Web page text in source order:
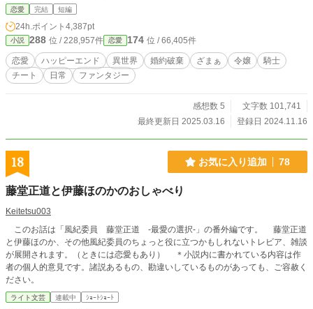
恋愛 完結 短編
24h.ポイント 4,387pt
小説 288 位 / 228,957件 恋愛 174 位 / 66,405件
恋愛 ハッピーエンド 異世界 婚約破棄 ざまぁ 令嬢
騎士
チート
日常 ファンタジー
感想数 5
文字数 101,741
最終更新日 2025.03.16
登録日 2024.11.16
18 お気に入り追加 78
藤堂正道と伊藤ほのかのおしゃべり
Keitetsu003
このお話は「風紀委員 藤堂正道 -最愛の選択-」の番外編です。 藤堂正道
と伊藤ほのか、その他風紀委員のちょっと役に立つかもしれないトレビア、雑談
が展開されます。（ときには恋愛もあり） ＊小説内に書かれている内容は作
者の個人的意見です。諸説あるもの、勘違いしているものがあっても、ご容赦く
ださい。
ライト文芸 連載中 ｼｮｰﾄｼｮｰﾄ